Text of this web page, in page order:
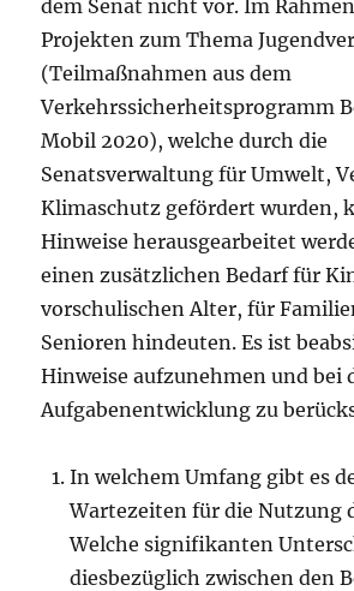
dem Senat nicht vor. Im
Projekten zum Thema
(Teilmaßnahmen aus dem
Verkehrssicherheitsprogramm
Mobil 2020), welche durch die
Senatsverwaltung für Umwelt,
Klimaschutz gefördert wurden,
Hinweise herausgearbeitet
einen zusätzlichen Bedarf für
vorschulischen Alter, für
Senioren hindeuten. Es ist
Hinweise aufzunehmen und bei
Aufgabenentwicklung zu
In welchem Umfang gibt es
Wartezeiten für die Nutzung
Welche signifikanten
diesbezüglich zwischen den